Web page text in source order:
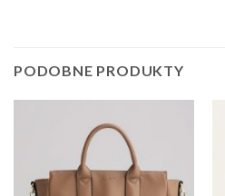
PODOBNE PRODUKTY